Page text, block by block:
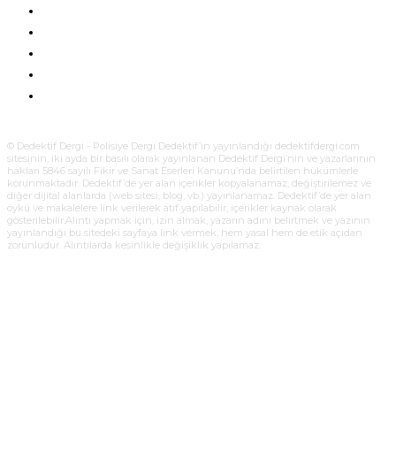
© Dedektif Dergi - Polisiye Dergi Dedektif’in yayınlandığı dedektifdergi.com
sitesinin, iki ayda bir basılı olarak yayınlanan Dedektif Dergi’nin ve yazarlarının
hakları 5846 sayılı Fikir ve Sanat Eserleri Kanunu’nda belirtilen hükümlerle
korunmaktadır. Dedektif’de yer alan içerikler kopyalanamaz, değiştirilemez ve
diğer dijital alanlarda (web sitesi, blog, vb.) yayınlanamaz. Dedektif’de yer alan
öykü ve makalelere link verilerek atıf yapılabilir, içerikler kaynak olarak
gösterilebilir.Alıntı yapmak için, izin almak, yazarın adını belirtmek ve yazının
yayınlandığı bu sitedeki sayfaya link vermek, hem yasal hem de etik açıdan
zorunludur. Alıntılarda kesinlikle değişiklik yapılamaz.